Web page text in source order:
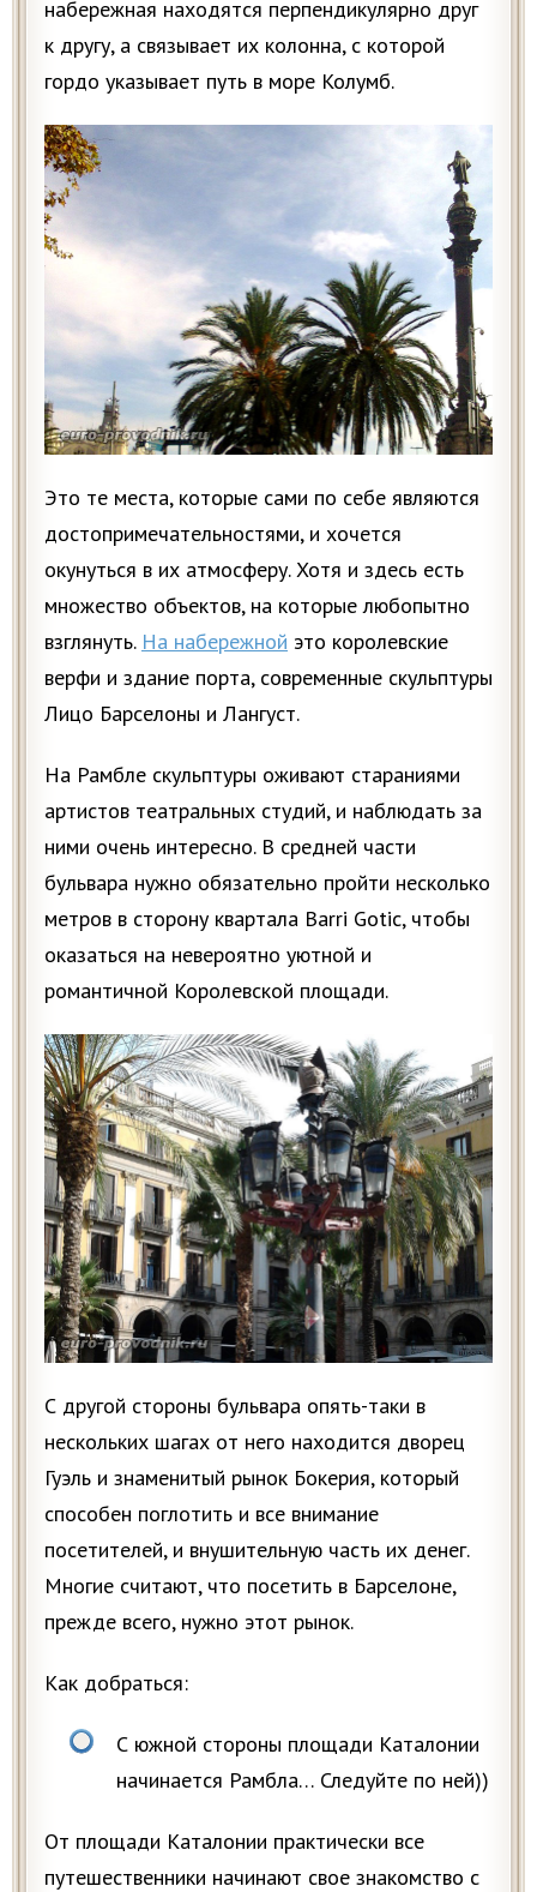
набережная находятся перпендикулярно друг
к другу, а связывает их колонна, с которой
гордо указывает путь в море Колумб.
Это те места, которые сами по себе являются
достопримечательностями, и хочется
окунуться в их атмосферу. Хотя и здесь есть
множество объектов, на которые любопытно
взглянуть. На набережной это королевские
верфи и здание порта, современные скульптуры
Лицо Барселоны и Лангуст.
На Рамбле скульптуры оживают стараниями
артистов театральных студий, и наблюдать за
ними очень интересно. В средней части
бульвара нужно обязательно пройти несколько
метров в сторону квартала Barri Gotic, чтобы
оказаться на невероятно уютной и
романтичной Королевской площади.
С другой стороны бульвара опять-таки в
нескольких шагах от него находится дворец
Гуэль и знаменитый рынок Бокерия, который
способен поглотить и все внимание
посетителей, и внушительную часть их денег.
Многие считают, что посетить в Барселоне,
прежде всего, нужно этот рынок.
Как добраться:
С южной стороны площади Каталонии
начинается Рамбла… Следуйте по ней))
От площади Каталонии практически все
путешественники начинают свое знакомство с